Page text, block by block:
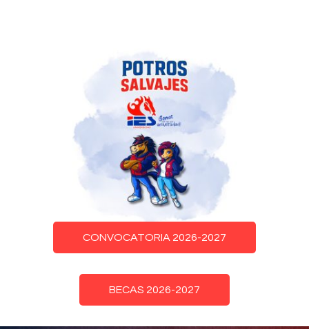
CONVOCATORIA 2026-2027
BECAS 2026-2027